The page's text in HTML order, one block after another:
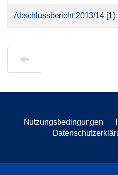
Abschlussbericht 2013/14 [1]
Nutzungsbedingungen